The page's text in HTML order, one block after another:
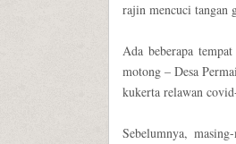
rajin mencuci tangan
Ada beberapa
motong – Desa
kukerta relawan
Sebelumnya,